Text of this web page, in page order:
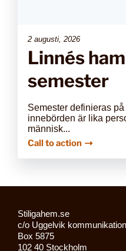
2 augusti, 2026
Linnés
semester
Semester definieras
innebörden är lika
människ...
Call to action
Stiligahem.se
c/o Uggelvik
Box 5875
102 40 Stockholm